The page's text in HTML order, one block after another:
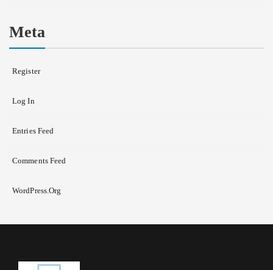
Meta
Register
Log In
Entries Feed
Comments Feed
WordPress.org